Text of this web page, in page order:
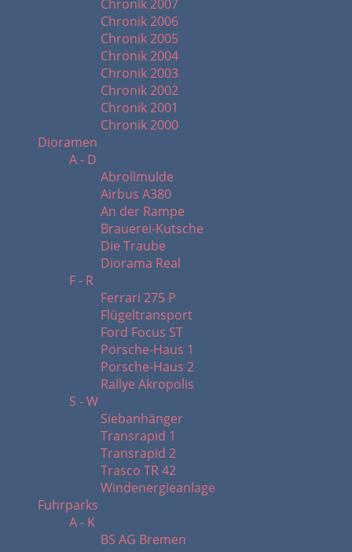
Chronik 2007
Chronik 2006
Chronik 2005
Chronik 2004
Chronik 2003
Chronik 2002
Chronik 2001
Chronik 2000
Dioramen
A - D
Abrollmulde
Airbus A380
An der Rampe
Brauerei-Kutsche
Die Traube
Diorama Real
F - R
Ferrari 275 P
Flügeltransport
Ford Focus ST
Porsche-Haus 1
Porsche-Haus 2
Rallye Akropolis
S - W
Siebanhänger
Transrapid 1
Transrapid 2
Trasco TR 42
Windenergieanlage
Fuhrparks
A - K
BS AG Bremen